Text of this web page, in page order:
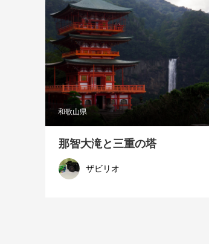
和歌山県
那智大滝と三重の塔
ザビリオ